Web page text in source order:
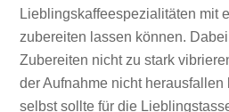
Lieblingskaffeespezialitäten mit
zubereiten lassen können.
Zubereiten nicht zu stark
der Aufnahme nicht herausfallen
selbst sollte für die